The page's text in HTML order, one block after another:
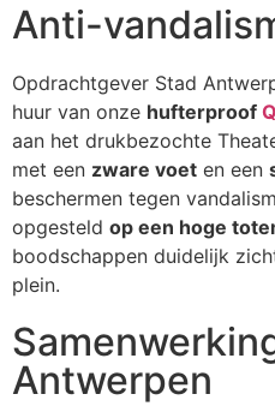
Anti-
Opdrachtgever Stad
huur van onze hufterproof
aan het drukbezochte
met een zware voet en een
beschermen tegen
opgesteld op een hoge
boodschappen duidelijk
plein.
Antwerpen